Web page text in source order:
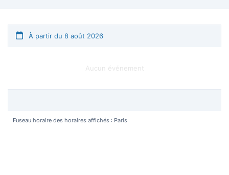
À partir du 8 août 2026
Aucun événement
Fuseau horaire des horaires affichés : Paris